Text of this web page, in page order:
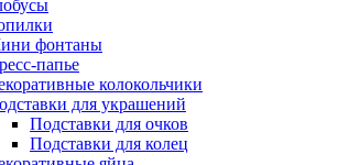
фонтаны
папье
колокольчики
для украшений
Подставки для очков
Подставки для колец